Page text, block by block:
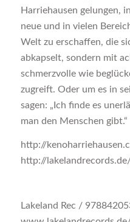
Harriehausen gelungen,
neue und in vielen
Welt zu erschaffen, die
abkapselt, sondern mit
schmerzvolle wie
zugreift. Oder um es in
sagen: „Ich finde es
man den Menschen gibt.“
http://
http://
Lakeland Rec /